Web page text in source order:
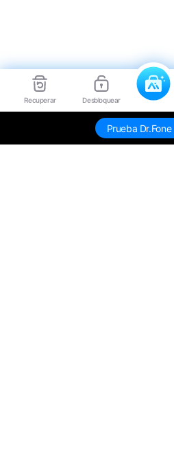
Recuperar Desbloquear
Prueba